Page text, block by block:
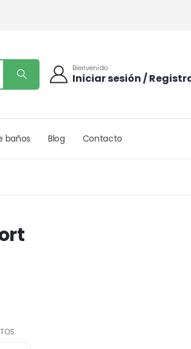
Bienvenido
Iniciar sesión /
baños Blog Contacto